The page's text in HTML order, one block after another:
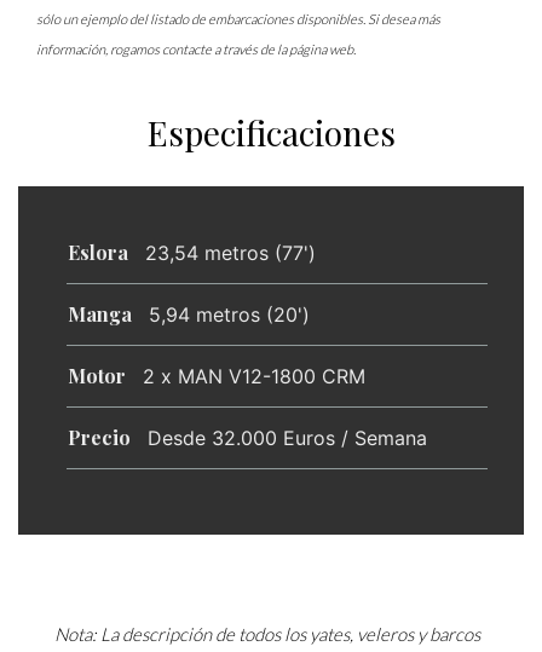
sólo un ejemplo del listado de embarcaciones disponibles. Si desea más
información, rogamos contacte a través de la página web.
Especificaciones
Eslora 23,54 metros (77')
Manga 5,94 metros (20')
Motor 2 x MAN V12-1800 CRM
Precio Desde 32.000 Euros / Semana
Nota: La descripción de todos los yates, veleros y barcos